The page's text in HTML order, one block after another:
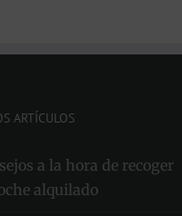
ARTÍCULOS
a la hora de recoger
alquilado